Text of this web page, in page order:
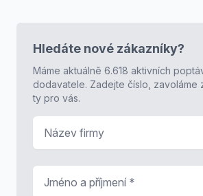
Hledáte nové zákazníky?
Máme aktuálně 6.618 aktivních
dodavatele. Zadejte číslo, zavoláme
ty pro vás.